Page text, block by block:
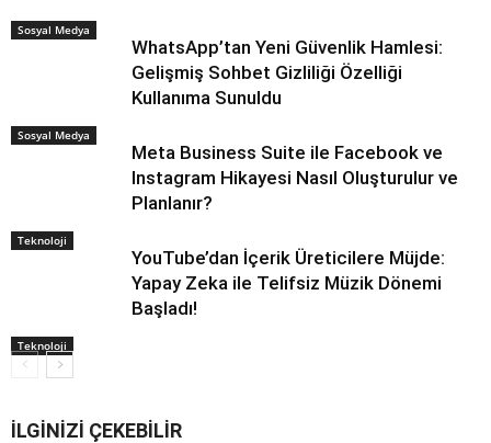
Sosyal Medya
Sosyal Medya
WhatsApp’tan Yeni Güvenlik Hamlesi:
Gelişmiş Sohbet Gizliliği Özelliği
Kullanıma Sunuldu
Teknoloji
Meta Business Suite ile Facebook ve
Instagram Hikayesi Nasıl Oluşturulur ve
Planlanır?
Teknoloji
YouTube’dan İçerik Üreticilere Müjde:
Yapay Zeka ile Telifsiz Müzik Dönemi
Başladı!
İLGINIZI ÇEKEBILIR